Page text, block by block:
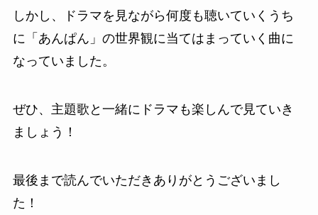
しかし、ドラマを見ながら何度も聴いていくうち
に「あんぱん」の世界観に当てはまっていく曲に
なっていました。
ぜひ、主題歌と一緒にドラマも楽しんで見ていき
ましょう！
最後まで読んでいただきありがとうございまし
た！